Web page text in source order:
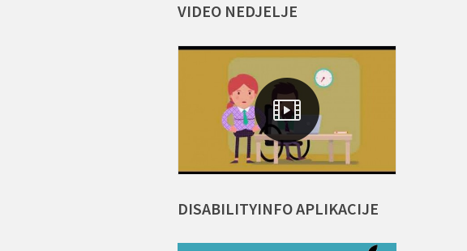
VIDEO NEDJELJE
DISABILITYINFOAPLIKACIJE